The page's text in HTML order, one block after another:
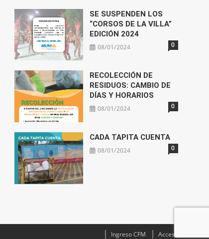
SE SUSPENDEN LOS
“CORSOS DE LA VILLA”
EDICIÓN 2024
08/01/2024 0
RECOLECCIÓN DE
RESIDUOS: CAMBIO DE
DÍAS Y HORARIOS
08/01/2024 0
CADA TAPITA CUENTA
08/01/2024 0
Ingreso CFM Acceso